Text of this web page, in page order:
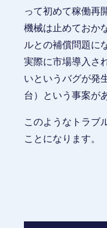
って初めて稼働再
機械は止めておか
ルとの補償問題に
実際に市場導入さ
いというバグが発
台）という事案が
このようなトラブ
ことになります。